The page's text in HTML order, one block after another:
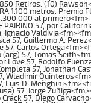
Retiros: (10)
1.100 metros. Premio
al primero<fm>
PAIRINO 57, por
Ignacio
57, Guillermo A.
57, Carlos
57, Tomas
Love 57, Rodolfo
57, Jonathan
Wladimir
Luis D.
57, Jorge
57, Diego